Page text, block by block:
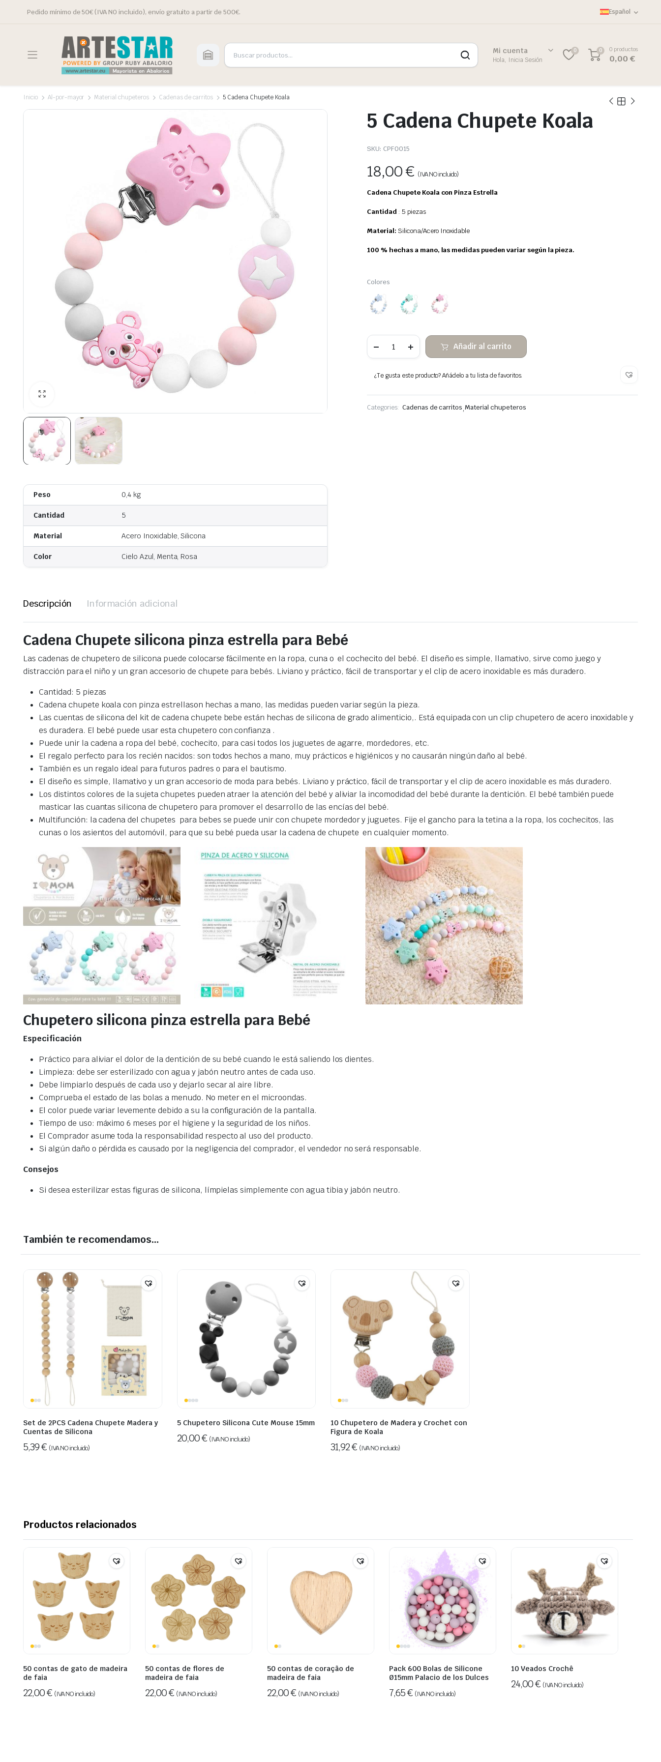
Pedido mínimo de 50€ (IVA NO incluido), envío gratuito a partir de 500€. Español
Mi cuenta
Hola, Inicia Sesión
0 0 0 productos
0,00€
Inicio Al-por-mayor Material chupeteros Cadenas de carritos 5 Cadena Chupete Koala
Peso 0,4 kg
Cantidad 5
Material Acero Inoxidable, Silicona
Color Cielo Azul, Menta, Rosa
5 Cadena Chupete Koala
SKU: CPF0015
18,00€ (IVA NO incluido)
Cadena Chupete Koala con Pinza Estrella
Cantidad: 5 piezas
Material: Silicona/Acero Inoxidable
100 % hechas a mano, las medidas pueden variar según la pieza.
Colores
Cadena
Chupete
cantidad
Añadir al carrito
¿Te gusta este producto? Añádelo a tu lista de favoritos.
Categories: Cadenas de carritos,Material chupeteros
Descripción Información adicional
Cadena Chupete silicona pinza estrella para Bebé
Las cadenas de chupetero de silicona puede colocarse fácilmente en la ropa, cuna o el cochecito del bebé. El diseño es simple, llamativo, sirve como juego y
distracción para el niño y un gran accesorio de chupete para bebés. Liviano y práctico, fácil de transportar y el clip de acero inoxidable es más duradero.
Cantidad: 5 piezas
Cadena chupete koala con pinza estrellason hechas a mano, las medidas pueden variar según la pieza.
Las cuentas de silicona del kit de cadena chupete bebe están hechas de silicona de grado alimenticio,. Está equipada con un clip chupetero de acero inoxidable y
es duradera. El bebé puede usar esta chupetero con confianza .
Puede unir la cadena a ropa del bebé, cochecito, para casi todos los juguetes de agarre, mordedores, etc.
El regalo perfecto para los recién nacidos: son todos hechos a mano, muy prácticos e higiénicos y no causarán ningún daño al bebé.
También es un regalo ideal para futuros padres o para el bautismo.
El diseño es simple, llamativo y un gran accesorio de moda para bebés. Liviano y práctico, fácil de transportar y el clip de acero inoxidable es más duradero.
Los distintos colores de la sujeta chupetes pueden atraer la atención del bebé y aliviar la incomodidad del bebé durante la dentición. El bebé también puede
masticar las cuantas silicona de chupetero para promover el desarrollo de las encías del bebé.
Multifunción: la cadena del chupetes para bebes se puede unir con chupete mordedor y juguetes. Fije el gancho para la tetina a la ropa, los cochecitos, las
cunas o los asientos del automóvil, para que su bebé pueda usar la cadena de chupete en cualquier momento.
Chupetero silicona pinza estrella para Bebé
Especificación
Práctico para aliviar el dolor de la dentición de su bebé cuando le está saliendo los dientes.
Limpieza: debe ser esterilizado con agua y jabón neutro antes de cada uso.
Debe limpiarlo después de cada uso y dejarlo secar al aire libre.
Comprueba el estado de las bolas a menudo. No meter en el microondas.
El color puede variar levemente debido a su la configuración de la pantalla.
Tiempo de uso: máximo 6 meses por el higiene y la seguridad de los niños.
El Comprador asume toda la responsabilidad respecto al uso del producto.
Si algún daño o pérdida es causado por la negligencia del comprador, el vendedor no será responsable.
Consejos
Si desea esterilizar estas figuras de silicona, límpielas simplemente con agua tibia y jabón neutro.
También te recomendamos…
Set de 2PCS Cadena Chupete Madera y
Cuentas de Silicona
5,39€ (IVA NO incluido)
5 Chupetero Silicona Cute Mouse 15mm
20,00€ (IVA NO incluido)
10 Chupetero de Madera y Crochet con
Figura de Koala
31,92€ (IVA NO incluido)
Productos relacionados
50 contas de gato de madeira
de faia
22,00€ (IVA NO incluido)
50 contas de flores de
madeira de faia
22,00€ (IVA NO incluido)
50 contas de coração de
madeira de faia
22,00€ (IVA NO incluido)
Pack 600 Bolas de Silicone
Ø15mm Palacio de los Dulces
7,65€ (IVA NO incluido)
10 Veados Crochê
24,00€ (IVA NO incluido)